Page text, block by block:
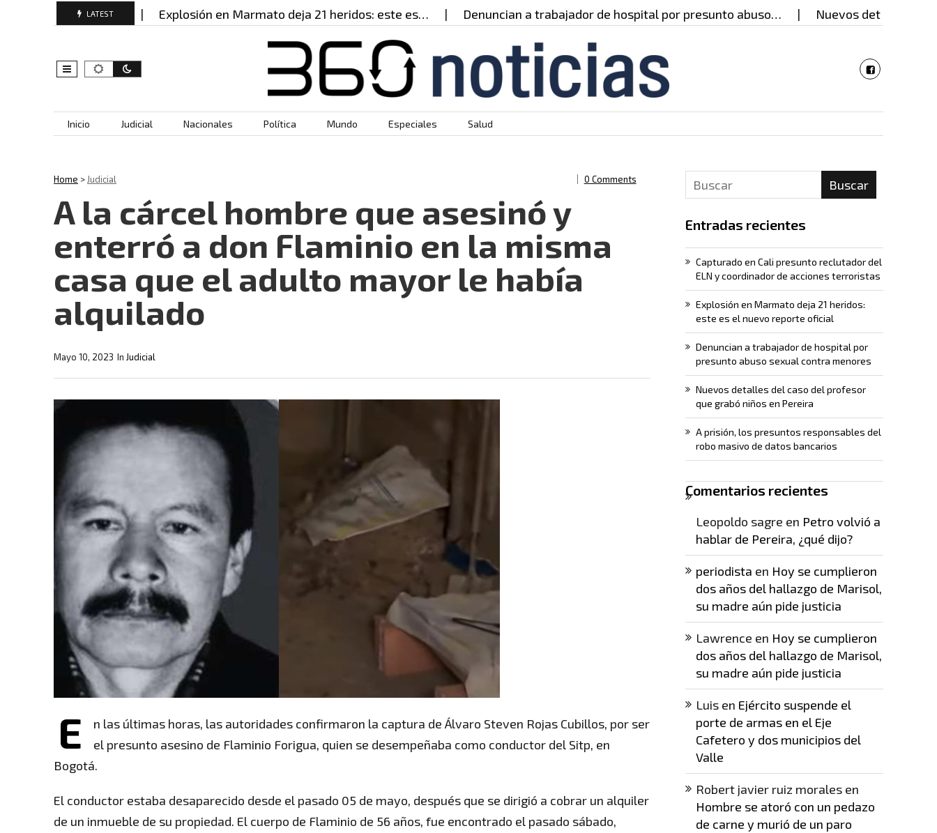
LATEST
del ELN y… Explosión en Marmato deja 21 heridos: este es… Denuncian a trabajador de hospital por presunto abuso… Nuevos detalles del
Skip to content
Inicio Judicial Nacionales Política Mundo Especiales Salud
Home >Judicial 0 Comments
A la cárcel hombre que asesinó y
enterró a don Flaminio en la misma
casa que el adulto mayor le había
alquilado
In Judicial
Mayo 10, 2023
E
n las últimas horas, las autoridades confirmaron la captura de Álvaro Steven Rojas Cubillos, por ser
el presunto asesino de Flaminio Forigua, quien se desempeñaba como conductor del Sitp, en
Bogotá.
El conductor estaba desaparecido desde el pasado 05 de mayo, después que se dirigió a cobrar un alquiler
de un inmueble de su propiedad. El cuerpo de Flaminio de 56 años, fue encontrado el pasado sábado,
Buscar
Entradas recientes
Capturado en Cali presunto reclutador del
ELN y coordinador de acciones terroristas
Explosión en Marmato deja 21 heridos:
este es el nuevo reporte oficial
Denuncian a trabajador de hospital por
presunto abuso sexual contra menores
Nuevos detalles del caso del profesor
que grabó niños en Pereira
A prisión, los presuntos responsables del
robo masivo de datos bancarios
Comentarios recientes
Leopoldo sagre en Petro volvió a
hablar de Pereira, ¿qué dijo?
periodista en Hoy se cumplieron
dos años del hallazgo de Marisol,
su madre aún pide justicia
Lawrence en Hoy se cumplieron
dos años del hallazgo de Marisol,
su madre aún pide justicia
Luisen Ejército suspende el
porte de armas en el Eje
Cafetero y dos municipios del
Valle
Robert javier ruiz moralesen
Hombre se atoró con un pedazo
de carne y murió de un paro